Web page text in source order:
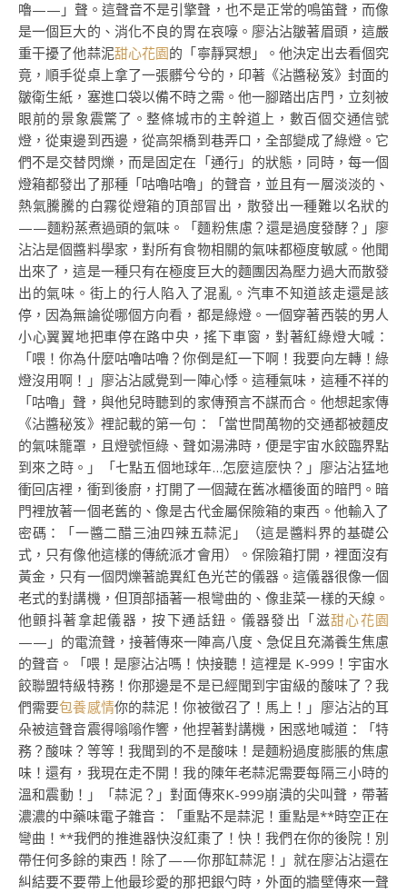
嚕——」聲。這聲音不是引擎聲，也不是正常的鳴笛聲，而像
是一個巨大的、消化不良的胃在哀嚎。廖沾沾皺著眉頭，這嚴
重干擾了他蒜泥甜心花園的「寧靜冥想」。他決定出去看個究
竟，順手從桌上拿了一張髒兮兮的，印著《沾醬秘笈》封面的
皺衛生紙，塞進口袋以備不時之需。他一腳踏出店門，立刻被
眼前的景象震驚了。整條城市的主幹道上，數百個交通信號
燈，從東邊到西邊，從高架橋到巷弄口，全部變成了綠燈。它
們不是交替閃爍，而是固定在「通行」的狀態，同時，每一個
燈箱都發出了那種「咕嚕咕嚕」的聲音，並且有一層淡淡的、
熱氣騰騰的白霧從燈箱的頂部冒出，散發出一種難以名狀的
——麵粉蒸煮過頭的氣味。「麵粉焦慮？還是過度發酵？」廖
沾沾是個醬料學家，對所有食物相關的氣味都極度敏感。他聞
出來了，這是一種只有在極度巨大的麵團因為壓力過大而散發
出的氣味。街上的行人陷入了混亂。汽車不知道該走還是該
停，因為無論從哪個方向看，都是綠燈。一個穿著西裝的男人
小心翼翼地把車停在路中央，搖下車窗，對著紅綠燈大喊：
「喂！你為什麼咕嚕咕嚕？你倒是紅一下啊！我要向左轉！綠
燈沒用啊！」廖沾沾感覺到一陣心悸。這種氣味，這種不祥的
「咕嚕」聲，與他兒時聽到的家傳預言不謀而合。他想起家傳
《沾醬秘笈》裡記載的第一句：「當世間萬物的交通都被麵皮
的氣味籠罩，且燈號恒綠、聲如湯沸時，便是宇宙水餃臨界點
到來之時。」「七點五個地球年…怎麼這麼快？」廖沾沾猛地
衝回店裡，衝到後廚，打開了一個藏在舊冰櫃後面的暗門。暗
門裡放著一個老舊的、像是古代金屬保險箱的東西。他輸入了
密碼：「一醬二醋三油四辣五蒜泥」（這是醬料界的基礎公
式，只有像他這樣的傳統派才會用）。保險箱打開，裡面沒有
黃金，只有一個閃爍著詭異紅色光芒的儀器。這儀器很像一個
老式的對講機，但頂部插著一根彎曲的、像韭菜一樣的天線。
他顫抖著拿起儀器，按下通話鈕。儀器發出「滋甜心花園
——」的電流聲，接著傳來一陣高八度、急促且充滿養生焦慮
的聲音。「喂！是廖沾沾嗎！快接聽！這裡是 K-999！宇宙水
餃聯盟特級特務！你那邊是不是已經聞到宇宙級的酸味了？我
們需要包養感情你的蒜泥！你被徵召了！馬上！」廖沾沾的耳
朵被這聲音震得嗡嗡作響，他捏著對講機，困惑地喊道：「特
務？酸味？等等！我聞到的不是酸味！是麵粉過度膨脹的焦慮
味！還有，我現在走不開！我的陳年老蒜泥需要每隔三小時的
溫和震動！」「蒜泥？」對面傳來K-999崩潰的尖叫聲，帶著
濃濃的中藥味電子雜音：「重點不是蒜泥！重點是**時空正在
彎曲！**我們的推進器快沒紅棗了！快！我們在你的後院！別
帶任何多餘的東西！除了——你那缸蒜泥！」就在廖沾沾還在
糾結要不要帶上他最珍愛的那把銀勺時，外面的牆壁傳來一聲